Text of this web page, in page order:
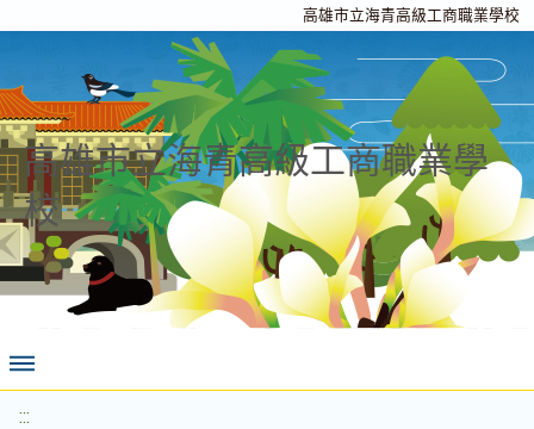
高雄市立海青高級工商職業學校
高雄市立海青高級工商職業學
校
:::